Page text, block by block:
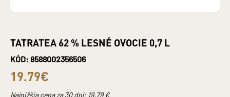
TATRATEA 62 % LESNÉ OVOCIE 0,7 L
KÓD: 8588002356506
19.79€
Najnižšia cena za 30 dní: 19,79€